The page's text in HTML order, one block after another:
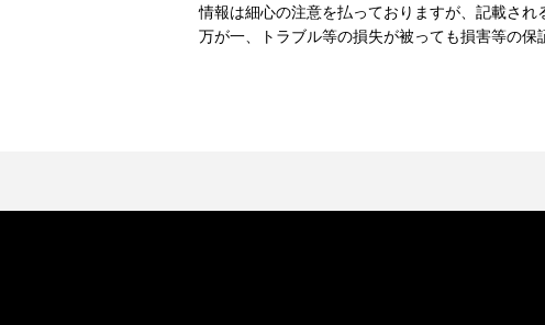
情報は細心の注意を払っておりますが、記載され
万が一、トラブル等の損失が被っても損害等の保